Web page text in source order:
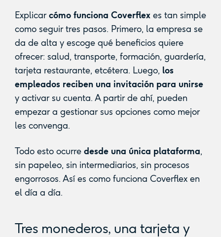
Explicarcómo funciona Coverflexes tan simple
como seguir tres pasos. Primero, la empresa se
da de alta y escoge qué beneficios quiere
ofrecer: salud, transporte, formación, guardería,
tarjeta restaurante, etcétera. Luego, los
empleados reciben una invitación para unirse
y activar su cuenta. A partir de ahí, pueden
empezar a gestionar sus opciones como mejor
les convenga.
Todo esto ocurre desde una única plataforma,
sin papeleo, sin intermediarios, sin procesos
engorrosos. Así es como funciona Coverflex en
el día a día.
Tres monederos, una tarjeta y